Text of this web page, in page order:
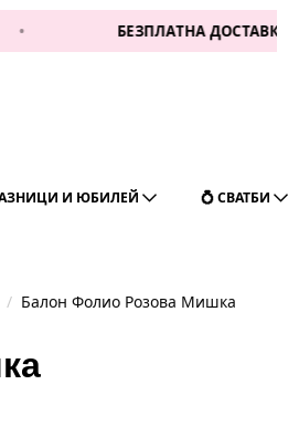
БЕЗПЛАТНА ДОСТАВКА ЗА 1
И ЮБИЛЕЙ 💍 СВАТБИ
Балон Фолио Розова Мишка